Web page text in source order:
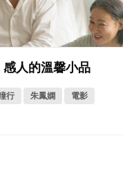
人的溫馨小品
行 朱鳳嫻 電影